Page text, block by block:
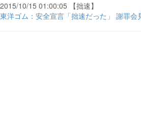
2015/10/15 01:00:05 【拙速】
東洋ゴム：安全宣言「拙速だった」 謝罪会